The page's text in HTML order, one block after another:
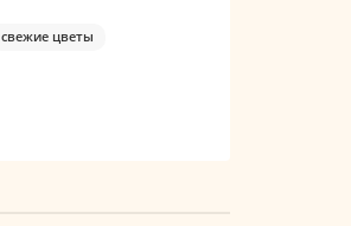
свежие цветы